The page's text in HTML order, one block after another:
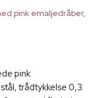
pink emaljedråber,
pink
trådtykkelse 0,3